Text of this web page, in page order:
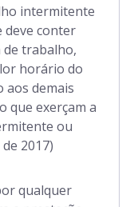
intermitente
deve conter
de trabalho,
horário do
aos demais
que exerçam a
ou
2017)
qualquer